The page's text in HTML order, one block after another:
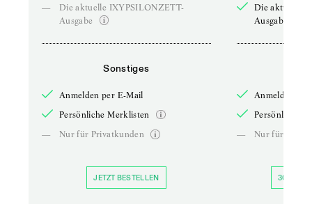
—
Die aktuelle IXYPSILONZETT-
Ausgabe
Sonstiges
Anmelden per E-Mail
Persönliche Merklisten
—
Nur für Privatkunden
JETZT BESTELLEN
Die aktuelle
Ausgabe
Anmelden
Persönliche
—
Nur für
30 TAGE